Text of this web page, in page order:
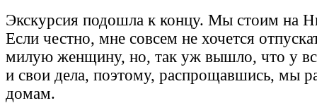
Экскурсия подошла к концу. Мы стоим на
Если честно, мне совсем не хочется
милую женщину, но, так уж вышло, что у
и свои дела, поэтому, распрощавшись, мы
домам.